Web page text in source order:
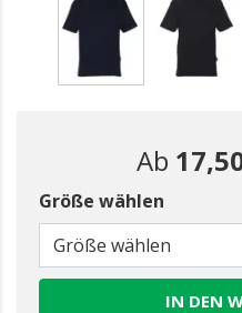
Ab
Größe wählen
Größe wählen
IN DEN